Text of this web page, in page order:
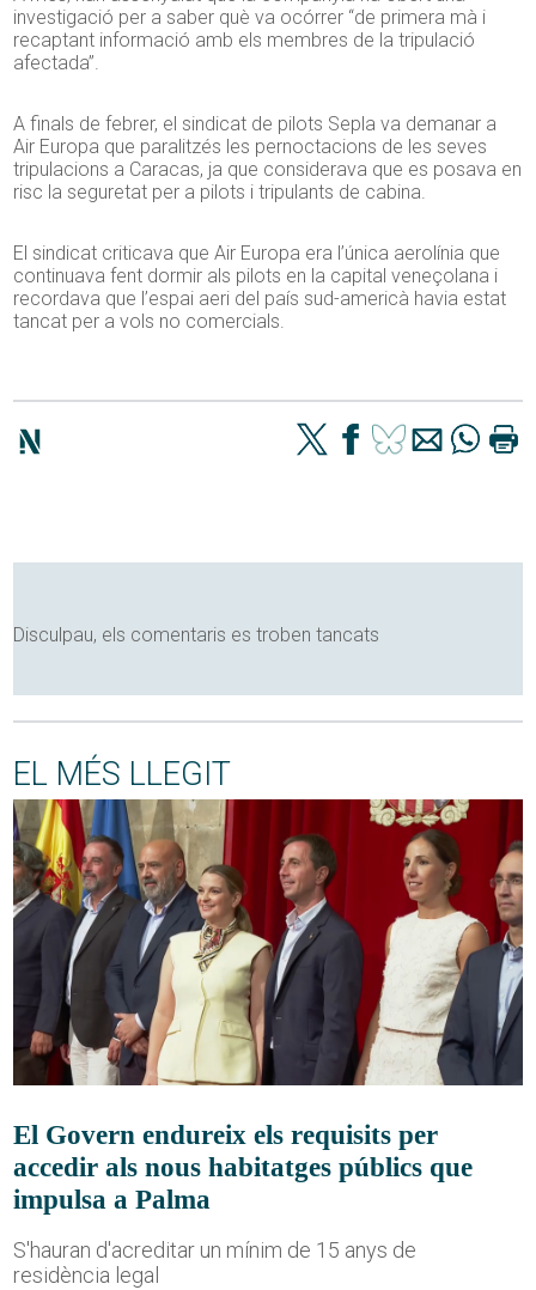
investigació per a saber què va ocórrer “de primera mà i
recaptant informació amb els membres de la tripulació
afectada”.
A finals de febrer, el sindicat de pilots Sepla va demanar a
Air Europa que paralitzés les pernoctacions de les seves
tripulacions a Caracas, ja que considerava que es posava en
risc la seguretat per a pilots i tripulants de cabina.
El sindicat criticava que Air Europa era l’única aerolínia que
continuava fent dormir als pilots en la capital veneçolana i
recordava que l’espai aeri del país sud-americà havia estat
tancat per a vols no comercials.
Disculpau, els comentaris es troben tancats
EL MÉS LLEGIT
El Govern endureix els requisits per
accedir als nous habitatges públics que
impulsa a Palma
S'hauran d'acreditar un mínim de 15 anys de
residència legal